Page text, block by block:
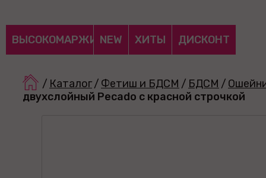
ВЫСОКОМАРЖИНАЛЬНЫЕ
NEW ХИТЫ ДИСКОНТ
/ Каталог/ Фетиш и БДСМ / БДСМ /
двухслойный Pecado с красной строчкой